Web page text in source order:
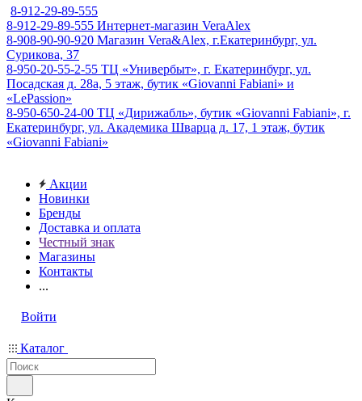
8-912-29-89-555
8-912-29-89-555 Интернет-магазин VeraAlex
8-908-90-90-920 Магазин Vera&Alex, г.Екатеринбург, ул.
Сурикова, 37
8-950-20-55-2-55 ТЦ «Универбыт», г. Екатеринбург, ул.
Посадская д. 28а, 5 этаж, бутик «Giovanni Fabiani» и
«LePassion»
8-950-650-24-00 ТЦ «Дирижабль», бутик «Giovanni Fabiani», г.
Екатеринбург, ул. Академика Шварца д. 17, 1 этаж, бутик
«Giovanni Fabiani»
Акции
Новинки
Бренды
Доставка и оплата
Честный знак
Магазины
Контакты
...
Войти
Каталог